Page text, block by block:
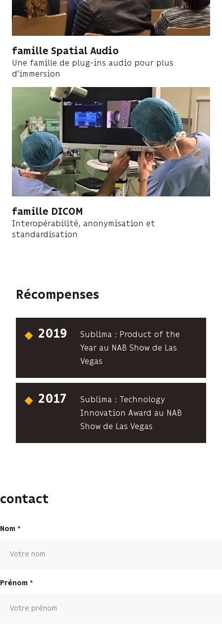
famille Spatial Audio
Une famille de plug-ins audio pour plus
d’immersion
famille DICOM
Interopérabilité, anonymisation et
standardisation
Récompenses
2019
Sublima : Product of the
Year au NAB Show de Las
Vegas
2017
Sublima : Technology
Innovation Award au NAB
Show de Las Vegas
contact
Nom
Prénom